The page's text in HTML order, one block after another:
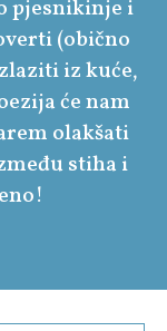
pjesnikinje i
(obično
iz kuće,
će nam
olakšati
stiha i